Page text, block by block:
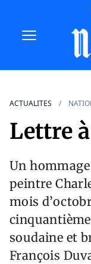
ACTUALITES
Lettre
Un
peintre
mois
soudaine et
François